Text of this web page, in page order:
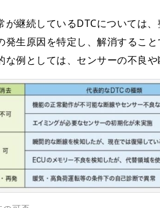
継続しているDTCについては
発生原因を特定し、解消するこ
な例としては、センサーの不良や